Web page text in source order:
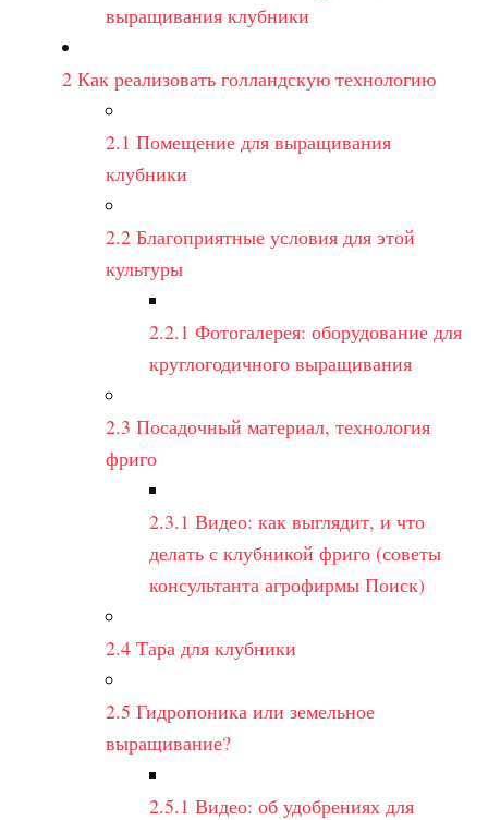
выращивания клубники
2 Как реализовать голландскую технологию
2.1 Помещение для выращивания
клубники
2.2 Благоприятные условия для этой
культуры
2.2.1 Фотогалерея: оборудование для
круглогодичного выращивания
2.3 Посадочный материал, технология
фриго
2.3.1 Видео: как выглядит, и что
делать с клубникой фриго (советы
консультанта агрофирмы Поиск)
2.4 Тара для клубники
2.5 Гидропоника или земельное
выращивание?
2.5.1 Видео: об удобрениях для